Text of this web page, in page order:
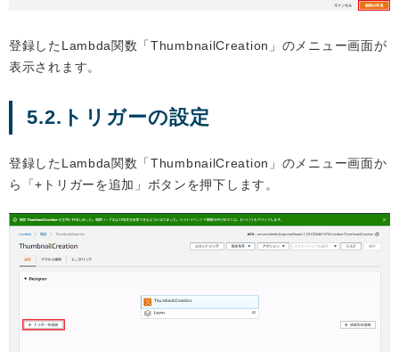
登録したLambda関数「ThumbnailCreation」のメニュー画面が
表示されます。
5.2.トリガーの設定
登録したLambda関数「ThumbnailCreation」のメニュー画面か
ら「+トリガーを追加」ボタンを押下します。